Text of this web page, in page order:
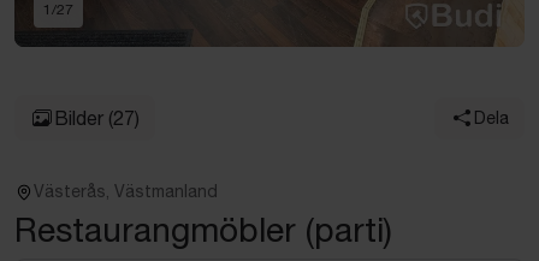
1 /27
Bilder (27) Dela
Västerås, Västmanland
Restaurangmöbler (parti)